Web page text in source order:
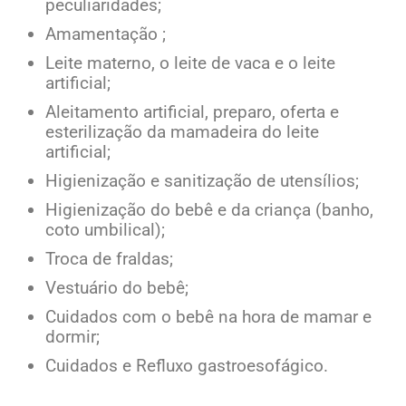
peculiaridades;
Amamentação ;
Leite materno, o leite de vaca e o leite
artificial;
Aleitamento artificial, preparo, oferta e
esterilização da mamadeira do leite
artificial;
Higienização e sanitização de utensílios;
Higienização do bebê e da criança (banho,
coto umbilical);
Troca de fraldas;
Vestuário do bebê;
Cuidados com o bebê na hora de mamar e
dormir;
Cuidados e Refluxo gastroesofágico.